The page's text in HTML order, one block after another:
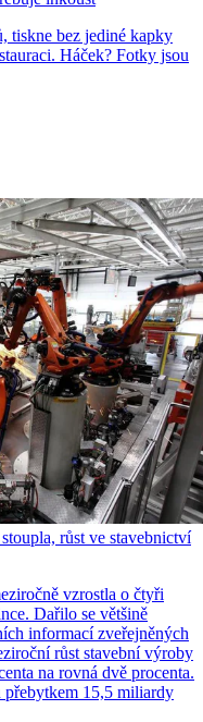
tiskne bez jediné kapky
Háček? Fotky jsou
růst ve stavebnictví
vzrostla o čtyři
Dařilo se většině
informací zveřejněných
růst stavební výroby
na rovná dvě procenta.
15,5 miliardy